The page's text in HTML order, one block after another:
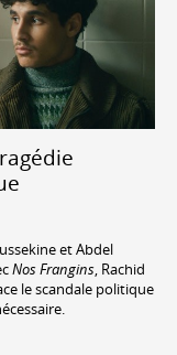
et Abdel
Nos Frangins, Rachid
le scandale politique